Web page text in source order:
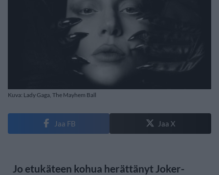
Kuva: Lady Gaga, The Mayhem Ball
Jaa FB Jaa X
Jo etukäteen kohua herättänyt Joker-